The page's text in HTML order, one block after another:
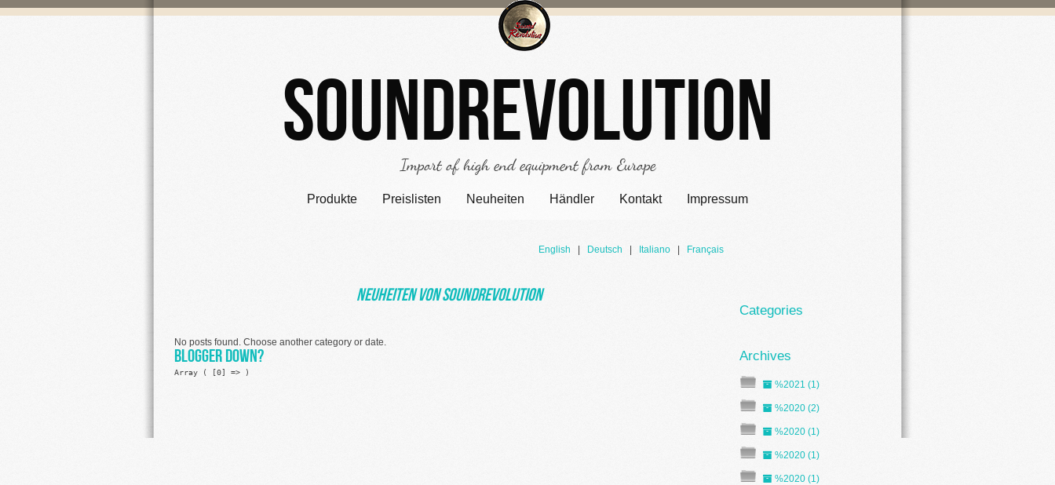
Soundrevolution
Import of high end equipment from Europe
Produkte Preislisten Neuheiten Händler Kontakt Impressum
%2021 (1)
%2020 (2)
%2020 (1)
%2020 (1)
%2020 (1)
English Deutsch Italiano Français
Neuheiten von Soundrevolution
No posts found. Choose another category or date.
Blogger Down?
Array ( [0] => )